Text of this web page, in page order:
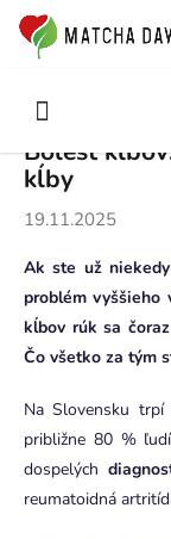
Prejsť
obsah
Domov
Bolesť
kĺby
19.11.2025
Ak ste už
problém vyššieho
kĺbov rúk sa
Čo všetko za tým
Na Slovensku
približne 80 %
dospelých
reumatoidná